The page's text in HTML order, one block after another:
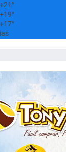
+21°
+19°
+17°